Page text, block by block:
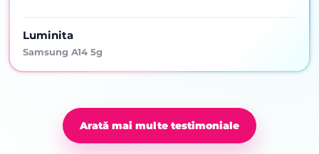
Luminita
Samsung A14 5g
Arată mai multe testimoniale